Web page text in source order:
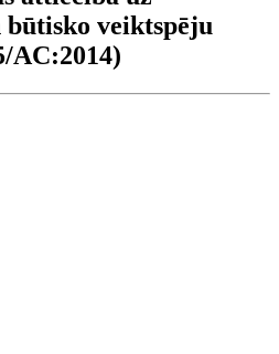
veiktspēju
AC:2014)